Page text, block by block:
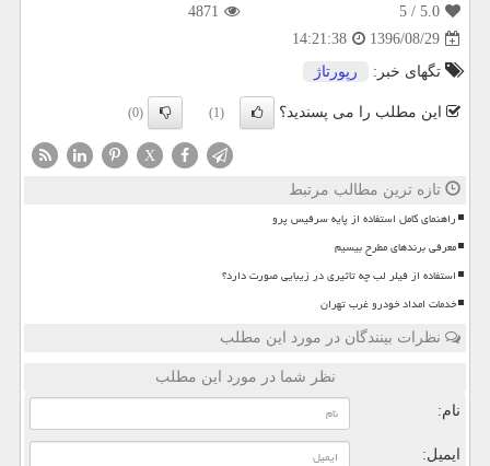
5.0
/ 5
4871
1396/08/29
14:21:38
تگهای خبر:
رپورتاژ
این مطلب را می پسندید؟ (1)
(0)
X
تازه ترین مطالب مرتبط
راهنمای کامل استفاده از پایه سرفیس پرو
معرفی برندهای مطرح بیسیم
استفاده از فیلر لب چه تاثیری در زیبایی صورت دارد؟
خدمات امداد خودرو غرب تهران
نظرات بینندگان در مورد این مطلب
نظر شما در مورد این مطلب
نام:
ایمیل: